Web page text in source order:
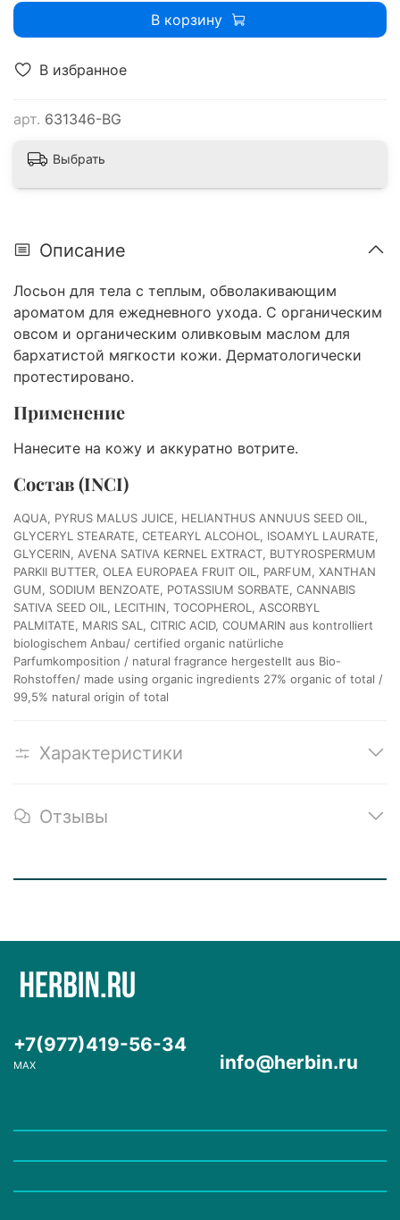
В избранное
арт. 631346-BG
В корзину
Выбрать
Описание
Лосьон для тела с теплым, обволакивающим
ароматом для ежедневного ухода. С органическим
овсом и органическим оливковым маслом для
бархатистой мягкости кожи. Дерматологически
протестировано.
Применение
Нанесите на кожу и аккуратно вотрите.
Состав (INCI)
AQUA, PYRUS MALUS JUICE, HELIANTHUS ANNUUS SEED OIL,
GLYCERYL STEARATE, CETEARYL ALCOHOL, ISOAMYL LAURATE,
GLYCERIN, AVENA SATIVA KERNEL EXTRACT, BUTYROSPERMUM
PARKII BUTTER, OLEA EUROPAEA FRUIT OIL, PARFUM, XANTHAN
GUM, SODIUM BENZOATE, POTASSIUM SORBATE, CANNABIS
SATIVA SEED OIL, LECITHIN, TOCOPHEROL, ASCORBYL
PALMITATE, MARIS SAL, CITRIC ACID, COUMARIN aus kontrolliert
biologischem Anbau/ certified organic natürliche
Parfumkomposition / natural fragrance hergestellt aus Bio-
Rohstoffen/ made using organic ingredients 27% organic of total /
99,5% natural origin of total
Характеристики
Отзывы
+7(977)419-56-34
MAX info@herbin.ru